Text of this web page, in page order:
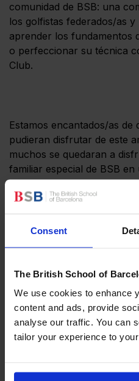
Consent
The British School of
We use cookies to enhance
content and ads, provide
analyse our traffic. You can
tailor your experience to
comunidad de BSB: una
los golfistas federados/as
aprender los fundamentos
o perfeccionar su técnica
Club.
Estamos encantados/as de
pudieran disfrutar de este
muchos se quedaran a
familiar especial de BSB
aire libre del Club de Golf.
las instalaciones de este
múltiples galardones, y
Junior Golf School 2022-
jóvenes golfistas de tres a
comprende una estructura
niveles, desde la iniciación